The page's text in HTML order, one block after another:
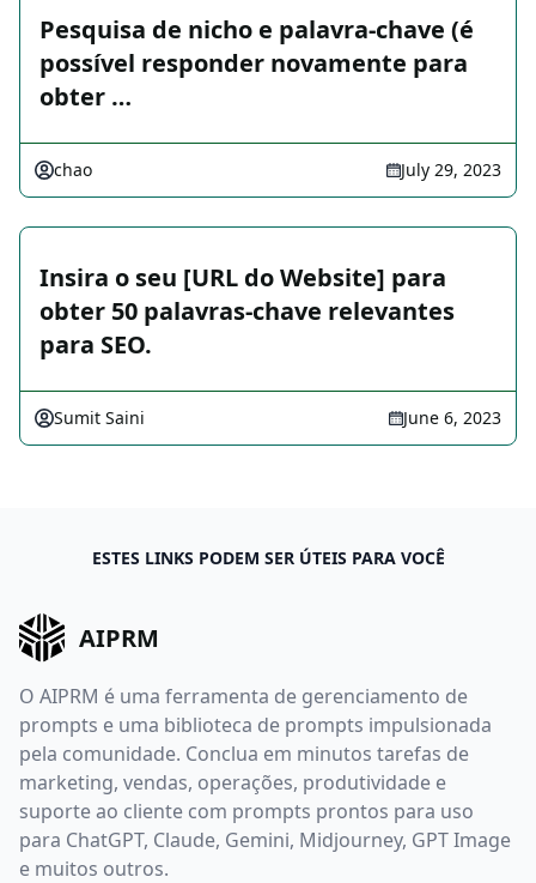
Pesquisa de nicho e palavra-chave (é
possível responder novamente para
obter …
chao July 29, 2023
Insira o seu [URL do Website] para
obter 50 palavras-chave relevantes
para SEO.
Sumit Saini June 6, 2023
ESTES LINKS PODEM SER ÚTEIS PARA VOCÊ
AIPRM
O AIPRM é uma ferramenta de gerenciamento de
prompts e uma biblioteca de prompts impulsionada
pela comunidade. Conclua em minutos tarefas de
marketing, vendas, operações, produtividade e
suporte ao cliente com prompts prontos para uso
para ChatGPT, Claude, Gemini, Midjourney, GPT Image
e muitos outros.